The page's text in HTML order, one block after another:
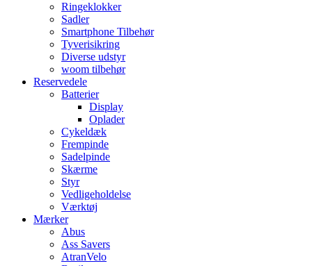
Ringeklokker
Sadler
Smartphone Tilbehør
Tyverisikring
Diverse udstyr
woom tilbehør
Reservedele
Batterier
Display
Oplader
Cykeldæk
Frempinde
Sadelpinde
Skærme
Styr
Vedligeholdelse
Værktøj
Mærker
Abus
Ass Savers
AtranVelo